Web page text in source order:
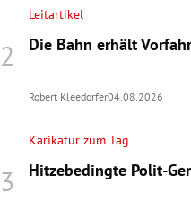
Leitartikel
Die Bahn erhält
Robert Kleedorfer04.08.2026
Karikatur zum Tag
Hitzebedingte Polit-